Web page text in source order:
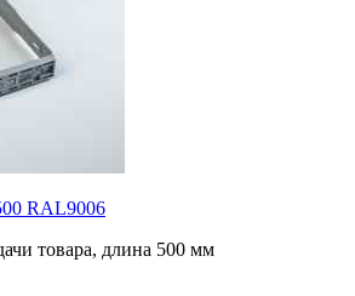
RAL9006
товара, длина 500 мм